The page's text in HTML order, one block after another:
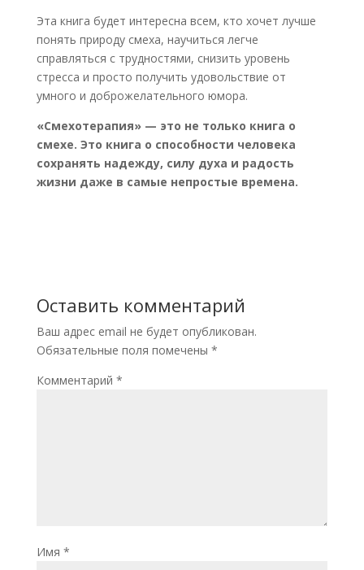
Эта книга будет интересна всем, кто хочет лучше
понять природу смеха, научиться легче
справляться с трудностями, снизить уровень
стресса и просто получить удовольствие от
умного и доброжелательного юмора.
«Смехотерапия» — это не только книга о
смехе. Это книга о способности человека
сохранять надежду, силу духа и радость
жизни даже в самые непростые времена.
Оставить комментарий
Ваш адрес email не будет опубликован.
Обязательные поля помечены *
Комментарий *
Имя *